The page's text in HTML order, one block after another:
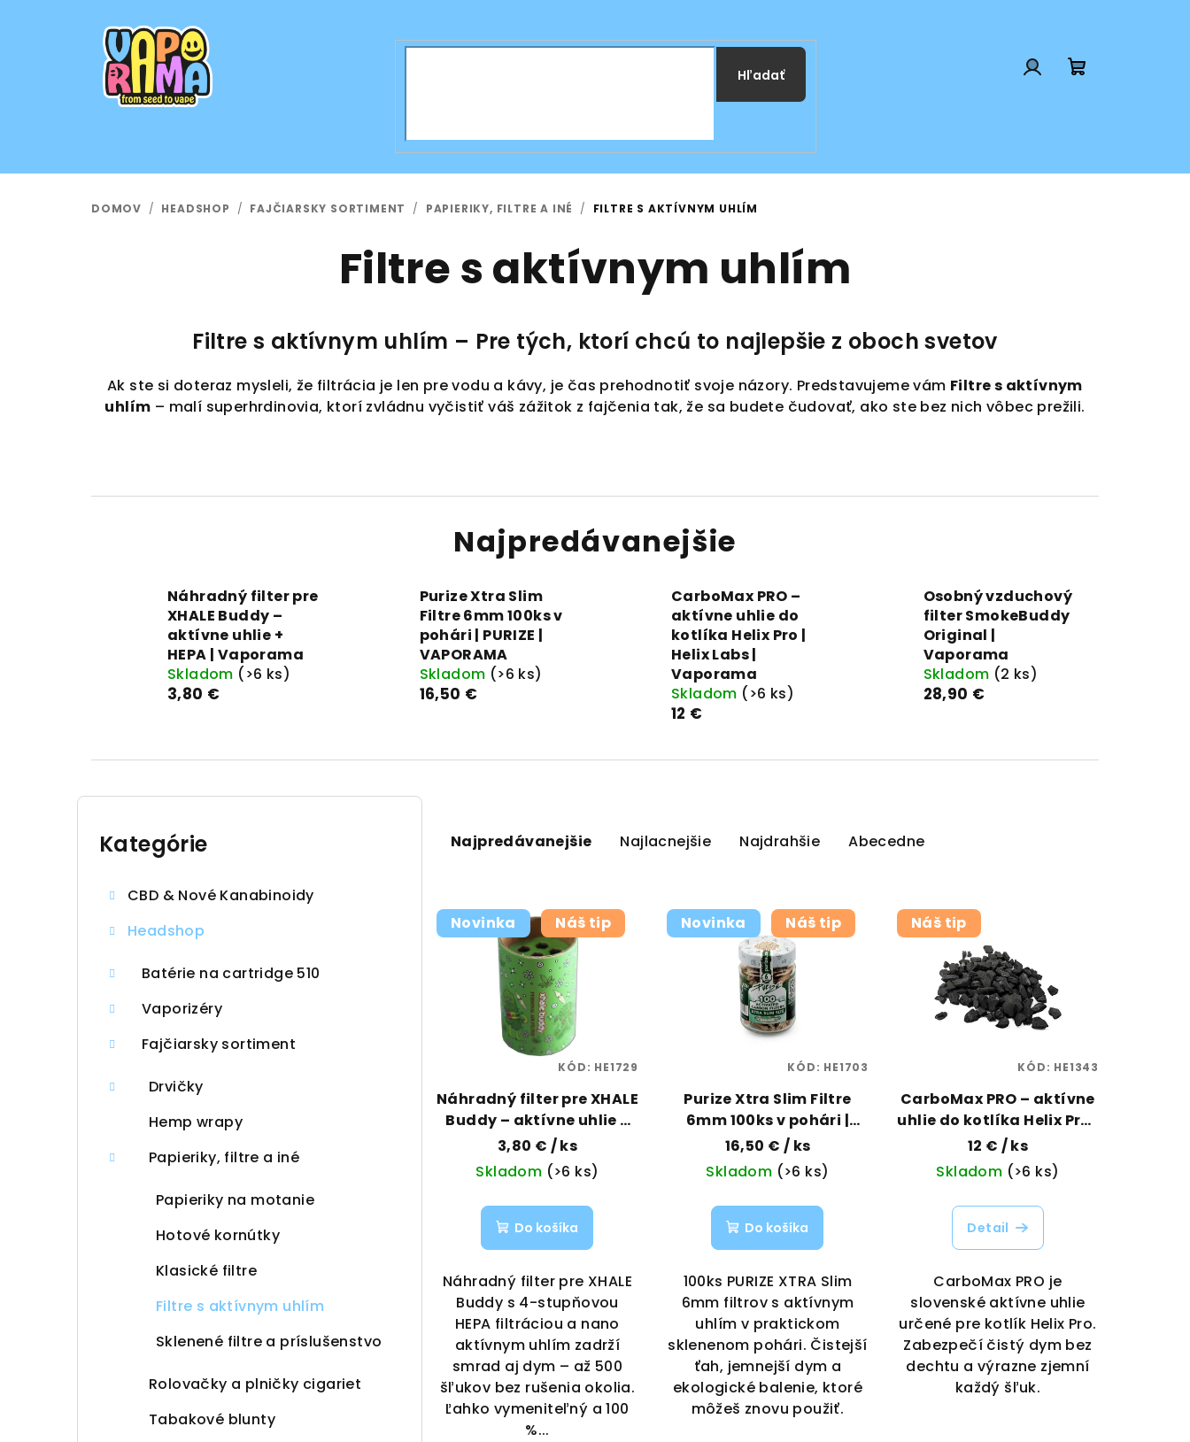
Hľadať
DOMOV / HEADSHOP / FAJČIARSKY SORTIMENT / PAPIERIKY, FILTRE A INÉ / FILTRE S AKTÍVNYM UHLÍM
Filtre s aktívnym uhlím
Filtre s aktívnym uhlím – Pre tých, ktorí chcú to najlepšie z oboch svetov
Ak ste si doteraz mysleli, že filtrácia je len pre vodu a kávy, je čas prehodnotiť svoje názory. Predstavujeme vám Filtre s aktívnym
uhlím – malí superhrdinovia, ktorí zvládnu vyčistiť váš zážitok z fajčenia tak, že sa budete čudovať, ako ste bez nich vôbec prežili.
Najpredávanejšie
Náhradný filter pre
XHALE Buddy –
aktívne uhlie +
HEPA | Vaporama
Skladom (>6 ks)
3,80 €
Purize Xtra Slim
Filtre 6mm 100ks v
pohári | PURIZE |
VAPORAMA
Skladom (>6 ks)
16,50 €
CarboMax PRO –
aktívne uhlie do
kotlíka Helix Pro |
Helix Labs |
Vaporama
Skladom (>6 ks)
12 €
Osobný vzduchový
filter SmokeBuddy
Original |
Vaporama
Skladom (2 ks)
28,90 €
B
Preskočiť
kategórie
Kategórie
CBD & Nové Kanabinoidy
Headshop
Batérie na cartridge 510
Vaporizéry
Fajčiarsky sortiment
Drvičky
Hemp wrapy
Papieriky, filtre a iné
Papieriky na motanie
Hotové kornútky
Klasické filtre
Filtre s aktívnym uhlím
Sklenené filtre a príslušenstvo
Rolovačky a plničky cigariet
Tabakové blunty
a
e
r
o
o
Najpredávanejšie Najlacnejšie Najdrahšie Abecedne
V
ý
r
t
Novinka Náš tip
Náhradný filter pre XHALE
Buddy – aktívne uhlie +
HEPA | Vaporama
3,80 € / ks
Skladom (>6 ks)
Do košíka
Náhradný filter pre XHALE
Buddy s 4-stupňovou
HEPA filtráciou a nano
aktívnym uhlím zadrží
smrad aj dym – až 500
šľukov bez rušenia okolia.
Ľahko vymeniteľný a 100
%...
KÓD: HE1729
Novinka Náš tip
Purize Xtra Slim Filtre
6mm 100ks v pohári |
PURIZE | VAPORAMA
16,50 € / ks
Skladom (>6 ks)
Do košíka
100ks PURIZE XTRA Slim
6mm filtrov s aktívnym
uhlím v praktickom
sklenenom pohári. Čistejší
ťah, jemnejší dym a
ekologické balenie, ktoré
môžeš znovu použiť.
KÓD: HE1703
Náš tip
CarboMax PRO – aktívne
uhlie do kotlíka Helix Pro |
Helix Labs | Vaporama
12 € / ks
Skladom (>6 ks)
Detail
CarboMax PRO je
slovenské aktívne uhlie
určené pre kotlík Helix Pro.
Zabezpečí čistý dym bez
dechtu a výrazne zjemní
každý šľuk.
KÓD: HE1343